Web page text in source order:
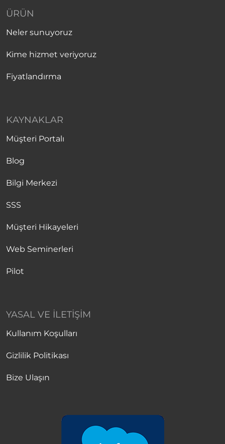
ÜRÜN
Neler sunuyoruz
Kime hizmet veriyoruz
Fiyatlandırma
KAYNAKLAR
Müşteri Portalı
Blog
Bilgi Merkezi
SSS
Müşteri Hikayeleri
Web Seminerleri
Pilot
YASAL VE İLETIŞIM
Kullanım Koşulları
Gizlilik Politikası
Bize Ulaşın